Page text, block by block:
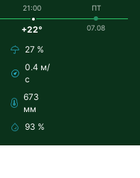
21:00
+22°
27 %
0.4 м/
с
673
мм
93 %
ПТ
07.08